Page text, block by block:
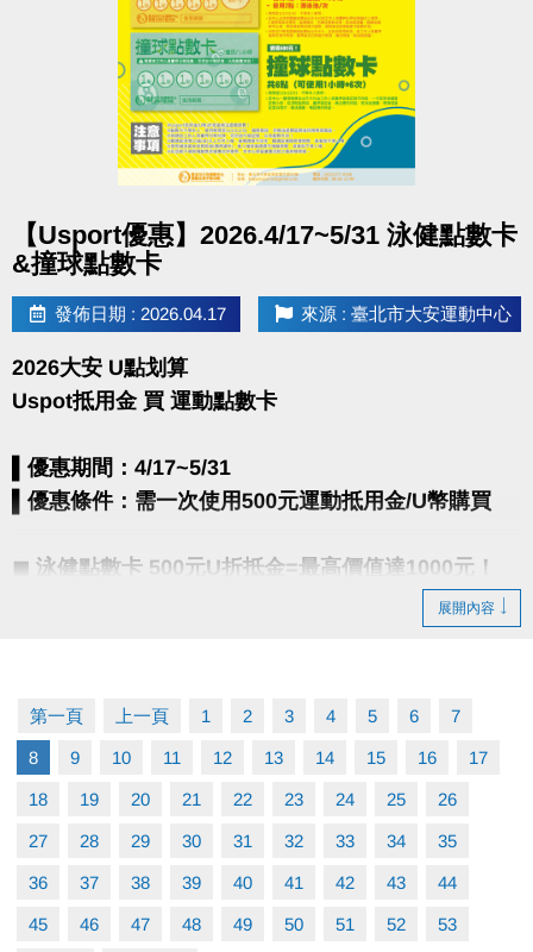
▪︎ 免費資格之中心學員，僅提供現場報名
報名辦法：現場報名、網路報名、APP報名
網路報名請點我(開啟新視窗)
APPLE 傳送門點我(開啟新視窗)
google play 傳送門點我(開啟新視窗)
08:30 ~ 09:00 報到點名
09:00 ~ 09:20 授證規則說明
09:30 ~ 11:00 分級檢定
11:00 ~ 12:00 頒發合格證書
▌檢定通過授證者頒發：
分級泳帽及大安運動中心專屬額外獎勵：
10級黑色膠帽通過前 3 名：貴賓券15張(期限4個月)
9級白色膠帽通過前 5 名：專屬禮包1份
7-8級藍色布帽通過前10名：貴賓券5張(期限2個月)
【Usport優惠】2026.4/17~5/31 泳健點數卡
&撞球點數卡
發佈日期 : 2026.04.17 來源 : 臺北市大安運動中心
2026大安 U點划算
Uspot抵用金 買 運動點數卡
▌優惠期間：4/17~5/31
▌優惠條件：需一次使用500元運動抵用金/U幣購買
◼︎ 泳健點數卡 500元U折抵金=最高價值達1000元！
◼︎ 撞球點數卡 500元U折抵金=價值600元！
▪︎ 共6點 (可使用1小時*6次)
展開內容
第一頁 上一頁 1 2 3 4 5 6 7
8 9 10 11 12 13 14 15 16 17
18 19 20 21 22 23 24 25 26
27 28 29 30 31 32 33 34 35
36 37 38 39 40 41 42 43 44
45 46 47 48 49 50 51 52 53